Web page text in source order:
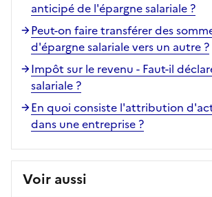
anticipé de l'épargne salariale ?
Peut-on faire transférer des
d'épargne salariale vers un autre ?
Impôt sur le revenu - Faut-il
salariale ?
En quoi consiste l'attribution
dans une entreprise ?
Voir aussi